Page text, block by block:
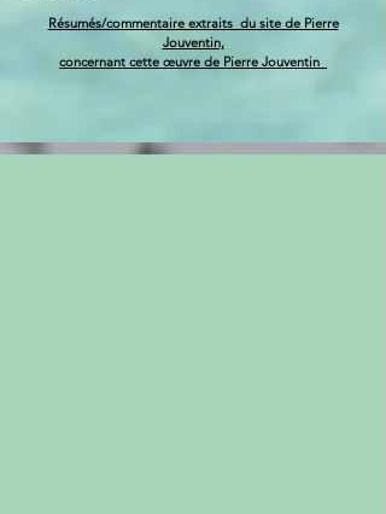
Résumés/commentaire extraits du site de Pierre
Jouventin,
concernant cette œuvre de Pierre Jouventin